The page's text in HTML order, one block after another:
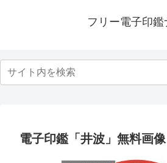
フリー電子印鑑
電子印鑑「井波」無料画